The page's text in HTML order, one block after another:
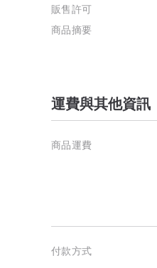
販售許可
商品摘要
運費與其他資訊
商品運費
付款方式